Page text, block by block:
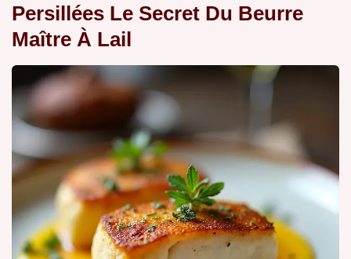
Persillées Le Secret Du Beurre
Maître À Lail